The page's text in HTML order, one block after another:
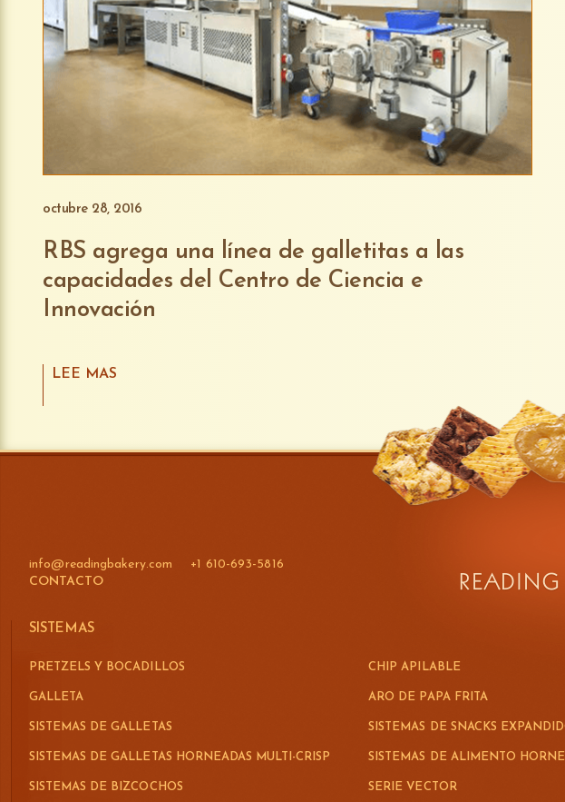
octubre 28, 2016
RBS agrega una línea de galletitas a las
capacidades del Centro de Ciencia e
Innovación
LEE MAS
info@readingbakery.com
+1 610-693-5816
CONTACTO
SISTEMAS
PRETZELS Y BOCADILLOS
GALLETA
SISTEMAS DE GALLETAS
SISTEMAS DE GALLETAS HORNEADAS MULTI-CRISP
SISTEMAS DE BIZCOCHOS
CHIP APILABLE
ARO DE PAPA FRITA
SISTEMAS DE SNACKS
SISTEMAS DE ALIMENTO
SERIE VECTOR